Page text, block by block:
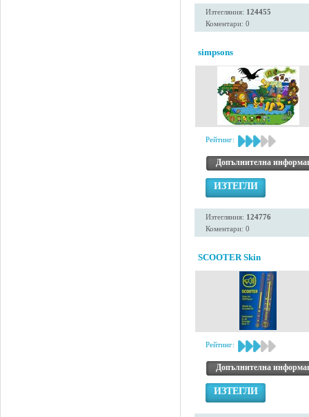
Изтегляния: 124455
Коментари: 0
simpsons
Рейтинг:
Допълнителна
ИЗТЕГЛИ
Изтегляния: 124776
Коментари: 0
SCOOTER Skin
Рейтинг:
Допълнителна
ИЗТЕГЛИ